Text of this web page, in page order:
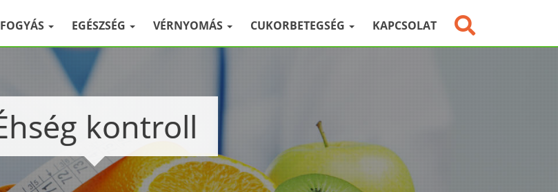
FOGYÁS EGÉSZSÉG VÉRNYOMÁS CUKORBETEGSÉG KAPCSOLAT
Éhség kontroll